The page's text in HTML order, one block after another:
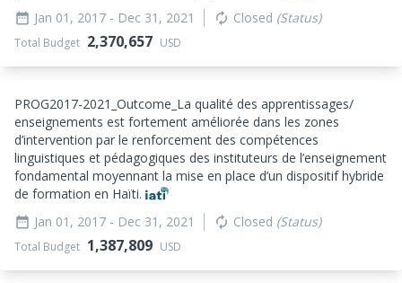
date_range Jan 01, 2017 - Dec 31, 2021 autorenew Closed (Status)
Total Budget 2,370,657 USD
PROG2017-2021_ Outcome_ La qualité des apprentissages/
enseignements est fortement améliorée dans les zones
d’intervention par le renforcement des compétences
linguistiques et pédagogiques des instituteurs de l’enseignement
fondamental moyennant la mise en place d’un dispositif hybride
de formation en Haïti.
date_range Jan 01, 2017 - Dec 31, 2021 autorenew Closed (Status)
Total Budget 1,387,809 USD